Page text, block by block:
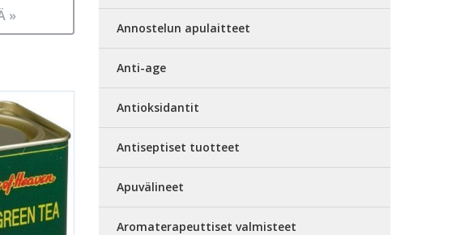
»
Annostelun apulaitteet
Anti-age
Antioksidantit
Antiseptiset tuotteet
Apuvälineet
Aromaterapeuttiset valmisteet